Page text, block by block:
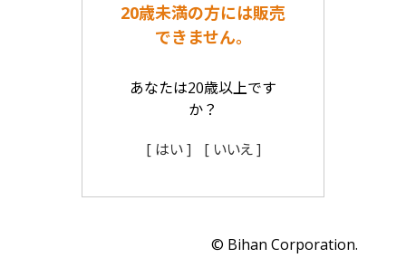
20歳未満の方には販売
できません。
あなたは20歳以上です
か？
[ はい ]
[ いいえ ]
© Bihan Corporation.